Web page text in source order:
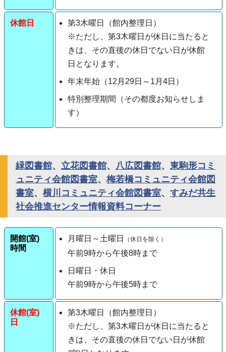
休館日
第3木曜日（館内整理日）
※ただし、第3木曜日が休日に当たると
きは、その直後の休日でない日が休館
日となります。
年末年始（12月29日～1月4日）
特別整理期間（その都度お知らせしま
す）
緑図書館、 立花図書館、 八広図書館、 東駒形コミ
ュニティ会館図書室、 梅若橋コミュニティ会館図
書室、 横川コミュニティ会館図書室、 すみだ共生
社会推進センター情報資料コーナー
開館(室)
時間
月曜日～土曜日 （休日を除く）
午前9時から午後8時まで
日曜日・休日
午前9時から午後5時まで
休館(室)
日
第3木曜日（館内整理日）
※ただし、第3木曜日が休日に当たると
きは、その直後の休日でない日が休館